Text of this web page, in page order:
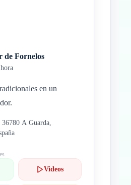
de Fornelos
en un
A Guarda,
Videos